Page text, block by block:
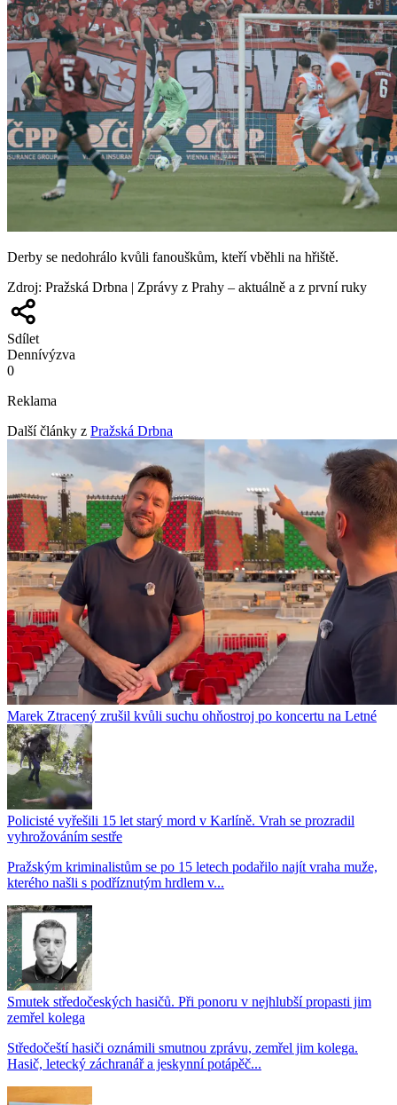
Derby se nedohrálo kvůli fanouškům, kteří vběhli na hřiště.
Zdroj: Pražská Drbna | Zprávy z Prahy – aktuálně a z první ruky
Sdílet
Dennívýzva
0
Reklama
Další články z Pražská Drbna
Marek Ztracený zrušil kvůli suchu ohňostroj po koncertu na Letné
Policisté vyřešili 15 let starý mord v Karlíně. Vrah se prozradil
vyhrožováním sestře
Pražským kriminalistům se po 15 letech podařilo najít vraha muže,
kterého našli s podříznutým hrdlem v...
Smutek středočeských hasičů. Při ponoru v nejhlubší propasti jim
zemřel kolega
Středočeští hasiči oznámili smutnou zprávu, zemřel jim kolega.
Hasič, letecký záchranář a jeskynní potápěč...